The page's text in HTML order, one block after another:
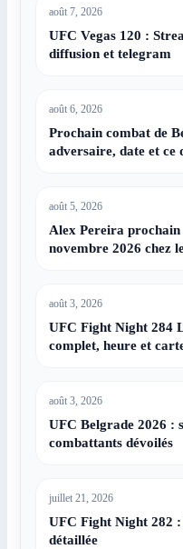
août 7, 2026
UFC Vegas 120 :
diffusion et telegram
août 6, 2026
Prochain combat de
adversaire, date et ce
août 5, 2026
Alex Pereira
novembre 2026 chez
août 3, 2026
UFC Fight Night 284
complet, heure et
août 3, 2026
UFC Belgrade 2026 :
combattants dévoilés
juillet 21, 2026
UFC Fight Night 282
détaillée